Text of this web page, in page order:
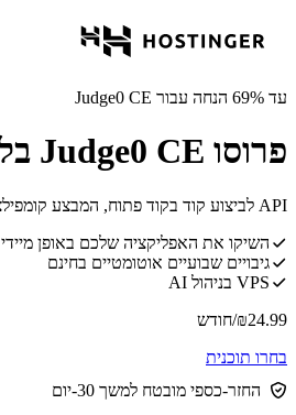
עד 69% הנחה עבור Judge0 CE
פרוסו Judge0 CE בלחיצה אחת.
API לביצוע קוד בקוד פתוח, המבצע קומפילציה ומריץ הגשות ביותר מ-60 שפות תכנות בתוך סביבת ארגז חול מבודדת.
השיקו את האפליקציה שלכם באופן מיידי
גיבויים שבועיים אוטומטיים בחינם
VPS בניהול AI
24.99
₪/חודש
בחרו תוכנית
החזר-כספי מובטח למשך 30-יום